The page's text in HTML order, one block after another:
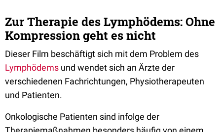
Zur Therapie des Lymphödems: Ohne
Kompression geht es nicht
Dieser Film beschäftigt sich mit dem Problem des
Lymphödems und wendet sich an Ärzte der
verschiedenen Fachrichtungen, Physiotherapeuten
und Patienten.
Onkologische Patienten sind infolge der